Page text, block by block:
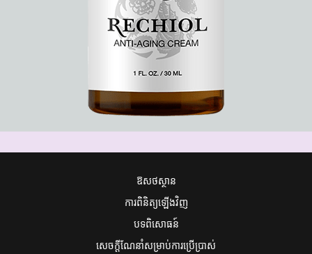
ឱសថស្ថាន
ការពិនិត្យឡើងវិញ
បទពិសោធន៍
សេចក្តីណែនាំសម្រាប់ការប្រើប្រាស់